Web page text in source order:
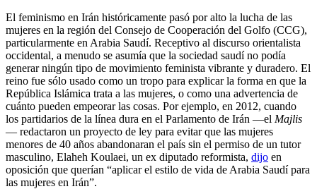
El feminismo en Irán históricamente pasó por alto la lucha de las
mujeres en la región del Consejo de Cooperación del Golfo (CCG),
particularmente en Arabia Saudí. Receptivo al discurso orientalista
occidental, a menudo se asumía que la sociedad saudí no podía
generar ningún tipo de movimiento feminista vibrante y duradero. El
reino fue sólo usado como un tropo para explicar la forma en que la
República Islámica trata a las mujeres, o como una advertencia de
cuánto pueden empeorar las cosas. Por ejemplo, en 2012, cuando
los partidarios de la línea dura en el Parlamento de Irán —el Majlis
— redactaron un proyecto de ley para evitar que las mujeres
menores de 40 años abandonaran el país sin el permiso de un tutor
masculino, Elaheh Koulaei, un ex diputado reformista, dijo en
oposición que querían “aplicar el estilo de vida de Arabia Saudí para
las mujeres en Irán”.